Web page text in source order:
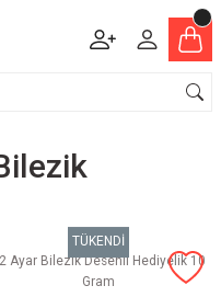
TÜKENDİ
Ayar Bilezik Desenli Hediyelik 10
Gram